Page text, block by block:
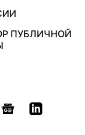
ПУБЛИЧНОЙ